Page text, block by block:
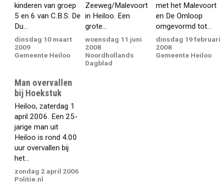
kinderen van groep
5 en 6 van C.B.S. De
Du...
dinsdag 10 maart
2009
Gemeente Heiloo
Zeeweg/Malevoort
in Heiloo. Een
grote...
woensdag 11 juni
2008
Noordhollands
Dagblad
met het Malevoort
en De Omloop
omgevormd tot...
dinsdag 19 februari
2008
Gemeente Heiloo
Man overvallen
bij Hoekstuk
Heiloo, zaterdag 1
april 2006. Een 25-
jarige man uit
Heiloo is rond 4.00
uur overvallen bij
het...
zondag 2 april 2006
Politie.nl